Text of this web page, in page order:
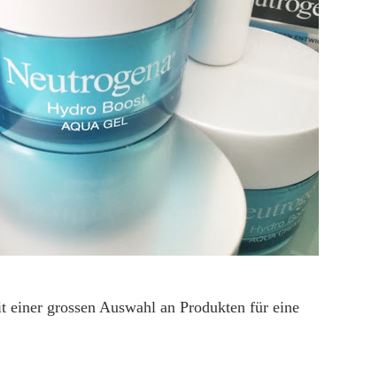
einer grossen Auswahl an Produkten für eine